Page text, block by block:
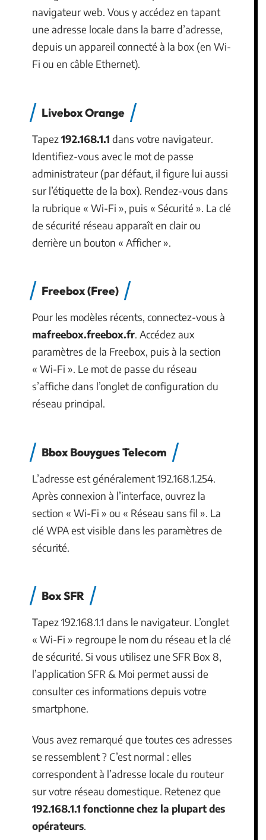
navigateur web. Vous y accédez en tapant
une adresse locale dans la barre d’adresse,
depuis un appareil connecté à la box (en Wi-
Fi ou en câble Ethernet).
Livebox Orange
Tapez192.168.1.1 dans votre navigateur.
Identifiez-vous avec le mot de passe
administrateur (par défaut, il figure lui aussi
sur l’étiquette de la box). Rendez-vous dans
la rubrique « Wi-Fi », puis « Sécurité ». La clé
de sécurité réseau apparaît en clair ou
derrière un bouton « Afficher ».
Freebox (Free)
Pour les modèles récents, connectez-vous à
mafreebox.freebox.fr. Accédez aux
paramètres de la Freebox, puis à la section
« Wi-Fi ». Le mot de passe du réseau
s’affiche dans l’onglet de configuration du
réseau principal.
Bbox Bouygues Telecom
L’adresse est généralement 192.168.1.254.
Après connexion à l’interface, ouvrez la
section « Wi-Fi » ou « Réseau sans fil ». La
clé WPA est visible dans les paramètres de
sécurité.
Box SFR
Tapez 192.168.1.1 dans le navigateur. L’onglet
« Wi-Fi » regroupe le nom du réseau et la clé
de sécurité. Si vous utilisez une SFR Box 8,
l’application SFR & Moi permet aussi de
consulter ces informations depuis votre
smartphone.
Vous avez remarqué que toutes ces adresses
se ressemblent ? C’est normal : elles
correspondent à l’adresse locale du routeur
sur votre réseau domestique. Retenez que
192.168.1.1 fonctionne chez la plupart des
opérateurs.